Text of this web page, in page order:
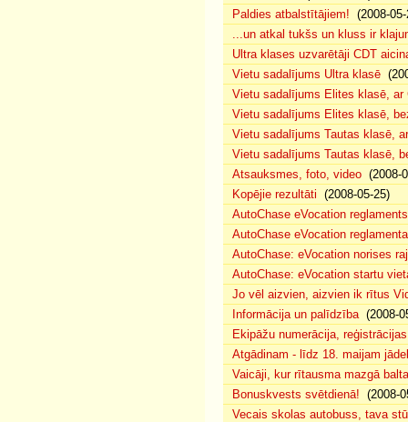
Paldies atbalstītājiem! (2008-
...un atkal tukšs un kluss ir
Ultra klases uzvarētāji CDT
Vietu sadalījums Ultra klasē
Vietu sadalījums Elites klasē, ar
Vietu sadalījums Elites klasē,
Vietu sadalījums Tautas klasē,
Vietu sadalījums Tautas klasē,
Atsauksmes, foto, video (2008-
Kopējie rezultāti (2008-05-25)
AutoChase eVocation reglaments
AutoChase eVocation
AutoChase: eVocation norises
AutoChase: eVocation startu
Jo vēl aizvien, aizvien ik rītus
Informācija un palīdzība(2008-
Ekipāžu numerācija,
Atgādinam - līdz 18. maijam
Vaicāji, kur rītausma mazgā
Bonuskvests svētdienā! (2008-
Vecais skolas autobuss, tava